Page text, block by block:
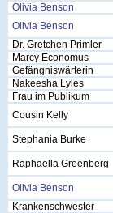
Olivia Benson
Olivia Benson
Dr. Gretchen Primler
Marcy Economus
Gefängniswärterin
Nakeesha Lyles
Frau im Publikum
Cousin Kelly
Stephania Burke
Raphaella Greenberg
Olivia Benson
Krankenschwester